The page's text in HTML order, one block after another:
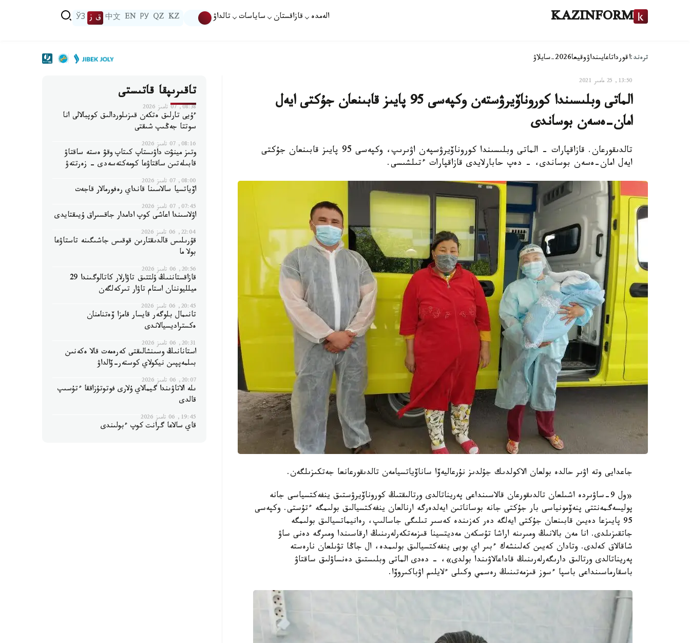
KAZINFORM الەمدە قازاقستان ساياسات تالداۋ KZ
QZ
РУ
EN
中文 ق ز ЎЗ
ترەند:اقورداتاعايىنداۋوقيعا2026-سايلاۋ
13:50, 25 مامىر 2021
الماتى وبلىسىندا كوروناۆيرۋستەن وكپەسى 95 پايىز قابىنعان جۇكتى ايەل
امان-ەسەن بوساندى
تالدىقورعان. قازاقپارات - الماتى وبلىسىندا كوروناۆيرۋسپەن اۋىرىپ، وكپەسى 95 پايىز قابىنعان جۇكتى
ايەل امان-ەسەن بوساندى، - دەپ حابارلايدى قازاقپارات ءتىلشىسى.
جاعدايى وتە اۋىر حالدە بولعان الاكولدىك جۇلدىز نۇرعاليەۆا ساناۆياتسيامەن تالدىقورعانعا جەتكىزىلگەن.
«ول 9-ساۋىردە اشىلعان تالدىقورعان قالاسىنداعى پەريناتالدى ورتالىقتىڭ كوروناۆيرۋستىق ينفەكتسياسى جانە
پوليسەگمەنتتى پنەۆمونياسى بار جۇكتى جانە بوساناتىن ايەلدەرگە ارنالعان ينفەكتسيالىق بولىمگە ءتۇستى. وكپەسى
95 پايىزعا دەيىن قابىنعان جۇكتى ايەلگە دەر كەزىندە كەسىر تىلىگى جاسالىپ، رەانيماتسيالىق بولىمگە
جاتقىزىلدى. انا مەن بالانىڭ ومىرىنە اراشا تۇسكەن مەديتسينا قىزمەتكەرلەرىنىڭ ارقاسىندا ومىرگە دەنى ساۋ
شاقالاق كەلدى. وتادان كەيىن كەلىنشەك ءبىر اي بويى ينفەكتسيالىق بولىمدە، ال جاڭا تۋىلعان نارەستە
پەريناتالدى ورتالىق دارىگەرلەرىنىڭ قاداعالاۋىندا بولدى»، - دەدى الماتى وبلىستىق دەنساۋلىق ساقتاۋ
باسقارماسىنداعى باسپا ءسوز قىزمەتىنىڭ رەسمي وكىلى ءلايلىم اۋباكىروۆا.
تاقىرىپقا قاتىستى
08:38, 07 تامىز 2026
ءۇيى تارلىق ەتكەن قىزىلوردالىق كوپبالالى انا
سوتتا جەڭىپ شىقتى
08:16, 07 تامىز 2026
وتىز مينۋت داۋىستاپ كىتاپ وقۋ ەستە ساقتاۋ
قابىلەتىن ساقتاۋعا كومەكتەسەدى - زەرتتەۋ
08:00, 07 تامىز 2026
اۆياتسيا سالاسىنا قانداي رەفورمالار قاجەت
07:45, 07 تامىز 2026
اۋلاسىندا اعاشى كوپ ادامدار جاقسىراق ۇيىقتايدى
22:04, 06 تامىز 2026
قۇرىلىس قالدىقتارىن قوقىس جاشىگىنە تاستاۋعا
بولا ما
20:56, 06 تامىز 2026
قازاقستاننىڭ ۇلتتىق تاۋارلار كاتالوگىندا 29
ميلليوننان استام تاۋار تىركەلگەن
20:45, 06 تامىز 2026
تانىمال بلوگەر قايسار قامزا ۆەتنامنان
ەكستراديسيالاندى
20:31, 06 تامىز 2026
استانانىڭ وسىنشالىقتى كەرەمەت قالا ەكەنىن
بىلمەپپىن نيكولاي كوستەر-ۆالداۋ
20:07, 06 تامىز 2026
ىلە الاتاۋىندا گيمالاي ۇلارى فوتوتۇزاققا ءتۇسىپ
قالدى
19:45, 06 تامىز 2026
قاي سالاعا گرانت كوپ ءبولىندى